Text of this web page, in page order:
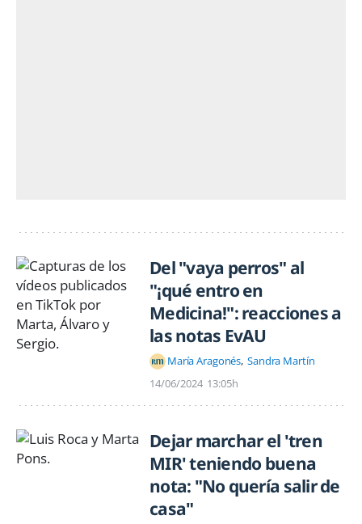
Del "vaya perros" al
"¡qué entro en
Medicina!": reacciones a
las notas EvAU
María Aragonés Sandra Martín
14/06/2024 13:05h
Dejar marchar el 'tren
MIR' teniendo buena
nota: "No quería salir de
casa"